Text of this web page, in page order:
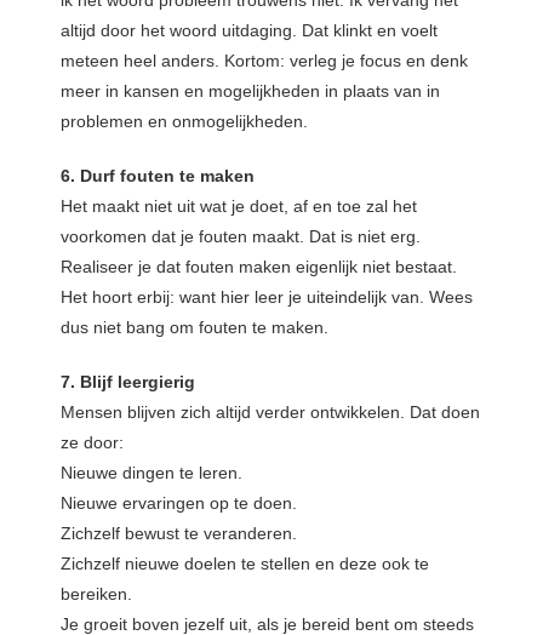
altijd door het woord uitdaging. Dat klinkt en voelt
meteen heel anders. Kortom: verleg je focus en denk
meer in kansen en mogelijkheden in plaats van in
problemen en onmogelijkheden.
6. Durf fouten te maken
Het maakt niet uit wat je doet, af en toe zal het
voorkomen dat je fouten maakt. Dat is niet erg.
Realiseer je dat fouten maken eigenlijk niet bestaat.
Het hoort erbij: want hier leer je uiteindelijk van. Wees
dus niet bang om fouten te maken.
7. Blijf leergierig
Mensen blijven zich altijd verder ontwikkelen. Dat doen
ze door:
Nieuwe dingen te leren.
Nieuwe ervaringen op te doen.
Zichzelf bewust te veranderen.
Zichzelf nieuwe doelen te stellen en deze ook te
bereiken.
Je groeit boven jezelf uit, als je bereid bent om steeds